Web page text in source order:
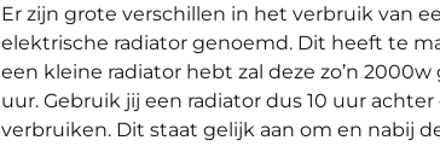
Er zijn grote verschillen in het verbruik van
elektrische radiator genoemd. Dit heeft te
een kleine radiator hebt zal deze zo’n
uur. Gebruik jij een radiator dus 10 uur
verbruiken. Dit staat gelijk aan om en nabij